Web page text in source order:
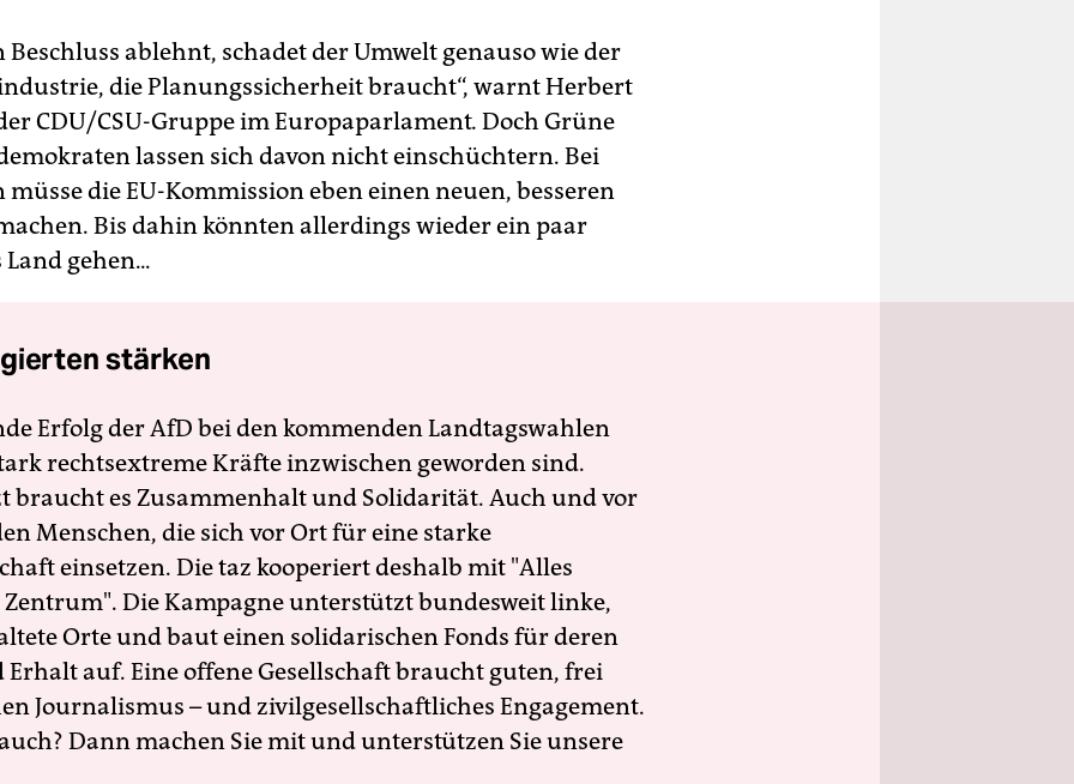
Beschluss ablehnt, schadet der Umwelt genauso wie der
die Planungssicherheit braucht“, warnt Herbert
CDU/CSU-Gruppe im Europaparlament. Doch Grüne
lassen sich davon nicht einschüchtern. Bei
müsse die EU-Kommission eben einen neuen, besseren
Bis dahin könnten allerdings wieder ein paar
gehen...
stärken
Erfolg der AfD bei den kommenden Landtagswahlen
rechtsextreme Kräfte inzwischen geworden sind.
braucht es Zusammenhalt und Solidarität. Auch und vor
Menschen, die sich vor Ort für eine starke
einsetzen. Die taz kooperiert deshalb mit "Alles
Die Kampagne unterstützt bundesweit linke,
Orte und baut einen solidarischen Fonds für deren
Erhalt auf. Eine offene Gesellschaft braucht guten, frei
Journalismus – und zivilgesellschaftliches Engagement.
Dann machen Sie mit und unterstützen Sie unsere